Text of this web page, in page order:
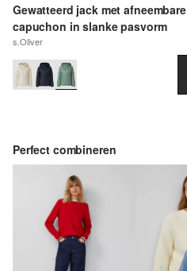
Gewatteerd jack met afneembare
capuchon in slanke pasvorm
s.Oliver
Perfect combineren